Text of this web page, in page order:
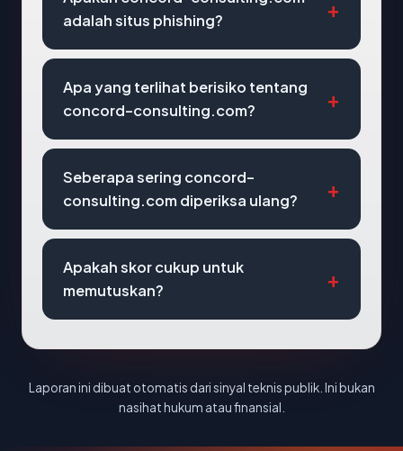
adalah situs phishing?
Apa yang terlihat berisiko tentang
concord-consulting.com?
Seberapa sering concord-
consulting.com diperiksa ulang?
Apakah skor cukup untuk
memutuskan?
Laporan ini dibuat otomatis dari sinyal teknis publik. Ini bukan
nasihat hukum atau finansial.